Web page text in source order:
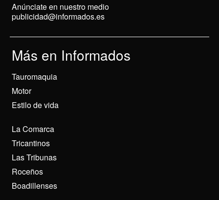
Anúnciate en nuestro medio
publicidad@informados.es
Más en Informados
Tauromaquia
Motor
Estilo de vida
La Comarca
Tricantinos
Las Tribunas
Roceños
Boadillenses